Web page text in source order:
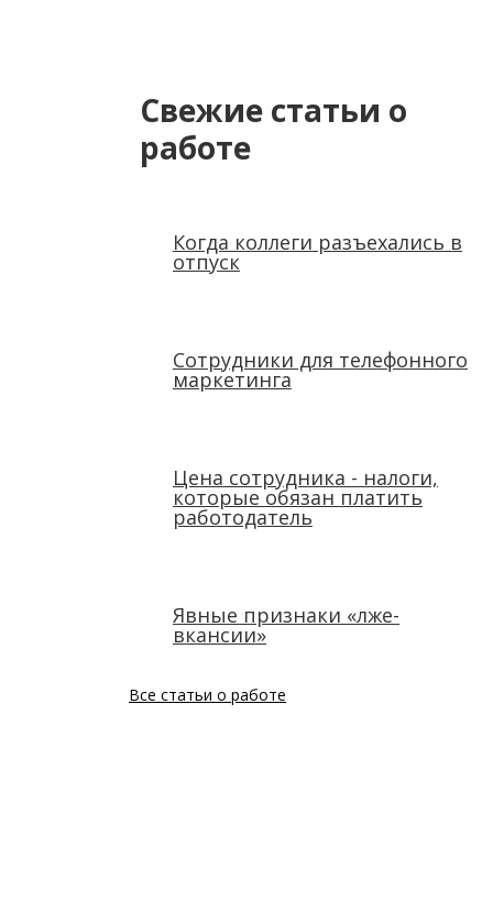
Свежие статьи о
работе
Когда коллеги разъехались в
отпуск
Сотрудники для телефонного
маркетинга
Цена сотрудника - налоги,
которые обязан платить
работодатель
Явные признаки «лже-
вкансии»
Все статьи о работе